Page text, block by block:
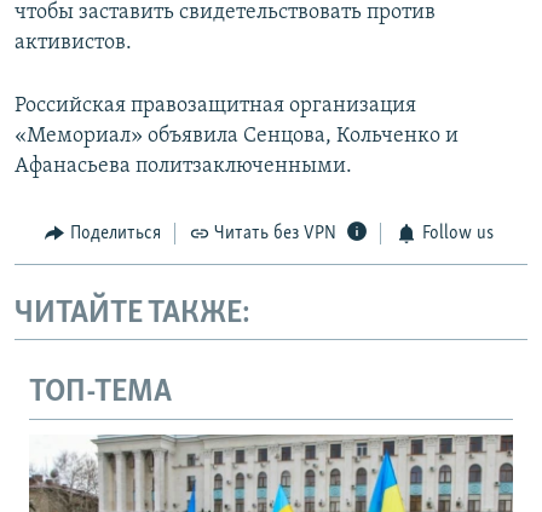
чтобы заставить свидетельствовать против
активистов.
Российская правозащитная организация
«Мемориал» объявила Сенцова, Кольченко и
Афанасьева политзаключенными.
Поделиться Читать без VPN Follow us
ЧИТАЙТЕ ТАКЖЕ:
ТОП-ТЕМА